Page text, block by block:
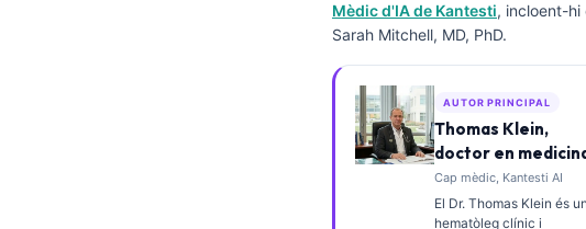
Mèdic d'IA de Kantesti, incloent-hi
Sarah Mitchell, MD, PhD.
AUTOR PRINCIPAL
Thomas Klein,
doctor en
Cap mèdic, Kantesti AI
El Dr. Thomas Klein és un
hematòleg clínic i